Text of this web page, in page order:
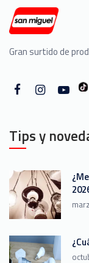
Gran surtido de
Tips y